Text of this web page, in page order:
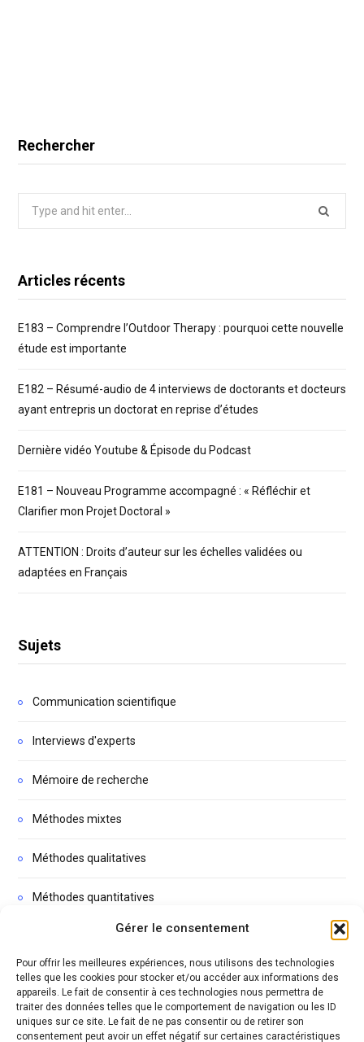
Gérer le consentement
Pour offrir les meilleures expériences, nous utilisons des technologies
telles que les cookies pour stocker et/ou accéder aux informations des
appareils. Le fait de consentir à ces technologies nous permettra de
traiter des données telles que le comportement de navigation ou les ID
uniques sur ce site. Le fait de ne pas consentir ou de retirer son
consentement peut avoir un effet négatif sur certaines caractéristiques
Rechercher
Articles récents
E183 – Comprendre l’Outdoor Therapy : pourquoi cette nouvelle
étude est importante
E182 – Résumé-audio de 4 interviews de doctorants et docteurs
ayant entrepris un doctorat en reprise d’études
Dernière vidéo Youtube & Épisode du Podcast
E181 – Nouveau Programme accompagné : « Réfléchir et
Clarifier mon Projet Doctoral »
ATTENTION : Droits d’auteur sur les échelles validées ou
adaptées en Français
Sujets
Communication scientifique
Interviews d'experts
Mémoire de recherche
Méthodes mixtes
Méthodes qualitatives
Méthodes quantitatives
Podcasts
Thèse